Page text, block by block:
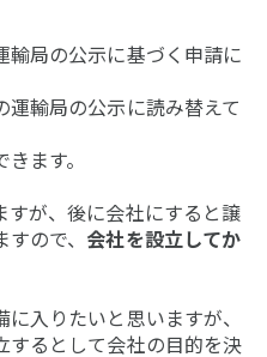
輸局の公示に基づく申請に
輸局の公示に読み替えて
ます。
すが、後に会社にすると譲
ので、 会社を設立してか
入りたいと思いますが、
するとして会社の目的を決